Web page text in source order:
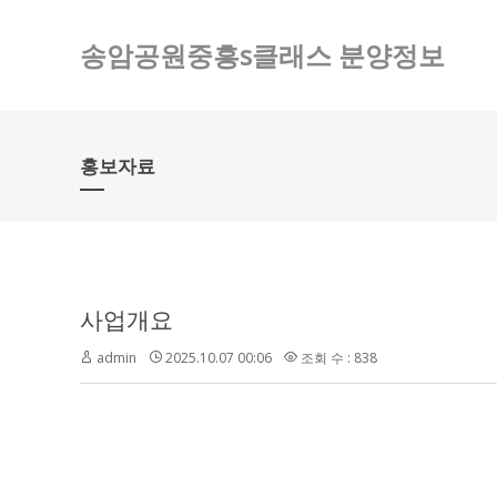
송암공원중흥s클래스 분양정보
홍보자료
사업개요
admin 2025.10.07 00:06 조회 수 : 838